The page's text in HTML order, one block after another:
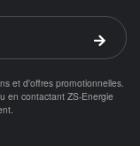
Valider
et d'offres promotionnelles.
en contactant ZS-Energie